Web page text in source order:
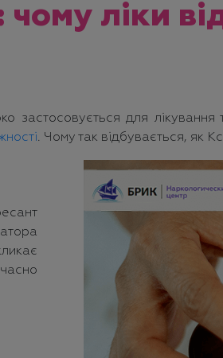
чому ліки
застосовується для
. Чому так відбувається, як